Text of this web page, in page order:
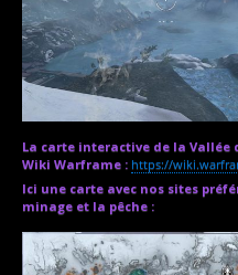
La carte interactive de la Vallée
Wiki Warframe : https://
Ici une carte avec nos sites
minage et la pêche :